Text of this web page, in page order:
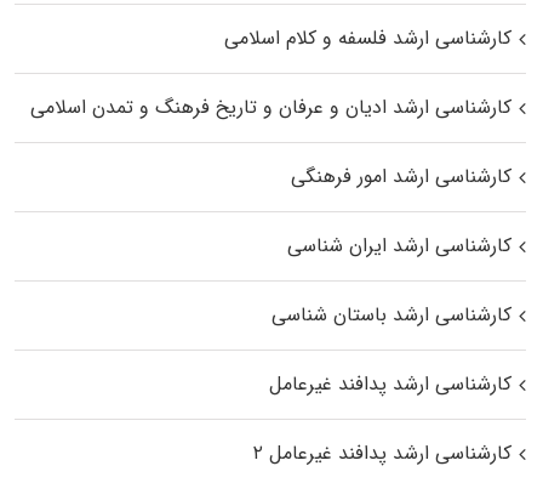
کارشناسی ارشد فلسفه و کلام اسلامی
کارشناسی ارشد ادیان و عرفان و تاریخ فرهنگ و تمدن اسلامی
کارشناسی ارشد امور فرهنگی
کارشناسی ارشد ایران شناسی
کارشناسی ارشد باستان شناسی
کارشناسی ارشد پدافند غیرعامل
کارشناسی ارشد پدافند غیرعامل ۲